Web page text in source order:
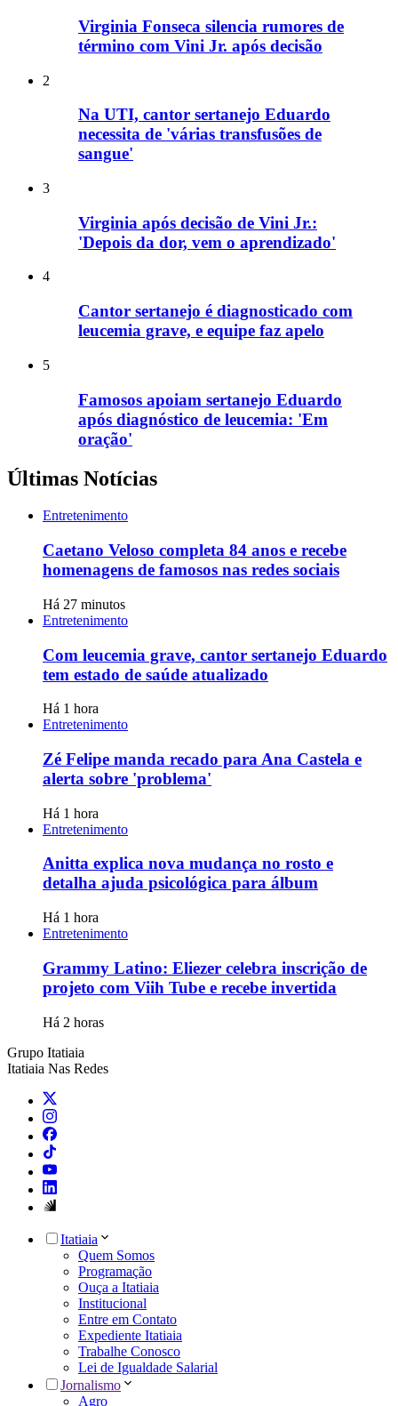
Virginia Fonseca silencia rumores de
término com Vini Jr. após decisão
2
Na UTI, cantor sertanejo Eduardo
necessita de 'várias transfusões de
sangue'
3
Virginia após decisão de Vini Jr.:
'Depois da dor, vem o aprendizado'
4
Cantor sertanejo é diagnosticado com
leucemia grave, e equipe faz apelo
5
Famosos apoiam sertanejo Eduardo
após diagnóstico de leucemia: 'Em
oração'
Últimas Notícias
Entretenimento
Caetano Veloso completa 84 anos e recebe
homenagens de famosos nas redes sociais
Há 27 minutos
Entretenimento
Com leucemia grave, cantor sertanejo Eduardo
tem estado de saúde atualizado
Há 1 hora
Entretenimento
Zé Felipe manda recado para Ana Castela e
alerta sobre 'problema'
Há 1 hora
Entretenimento
Anitta explica nova mudança no rosto e
detalha ajuda psicológica para álbum
Há 1 hora
Entretenimento
Grammy Latino: Eliezer celebra inscrição de
projeto com Viih Tube e recebe invertida
Há 2 horas
Grupo Itatiaia
Itatiaia Nas Redes
Itatiaia
Quem Somos
Programação
Ouça a Itatiaia
Institucional
Entre em Contato
Expediente Itatiaia
Trabalhe Conosco
Lei de Igualdade Salarial
Jornalismo
Agro